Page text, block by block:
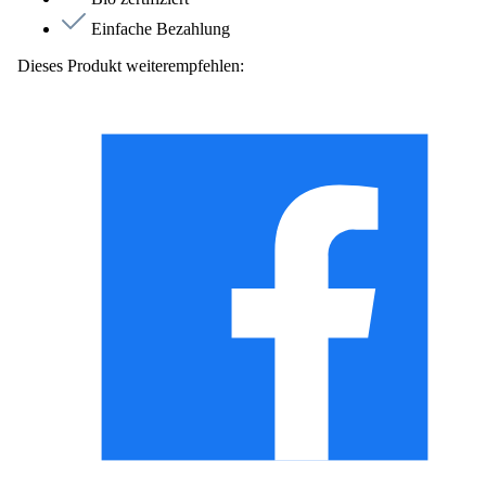
Einfache Bezahlung
Dieses Produkt weiterempfehlen: